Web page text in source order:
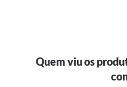
Quem viu os